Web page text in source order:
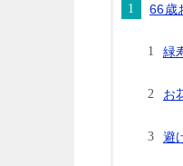
66歳
緑
お
避